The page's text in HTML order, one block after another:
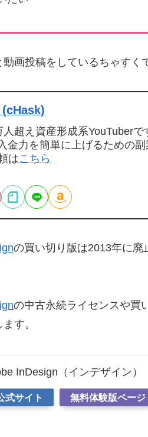
画投稿をしているちゃすく
(cHask)
超え資産形成系YouTuberで
金力を簡単に上げるための副
はこちら
の買い切り版は2013年に廃
の中古永続ライセンスや買
す。
InDesign（インデザイン）
式サイト 無料体験版ページ